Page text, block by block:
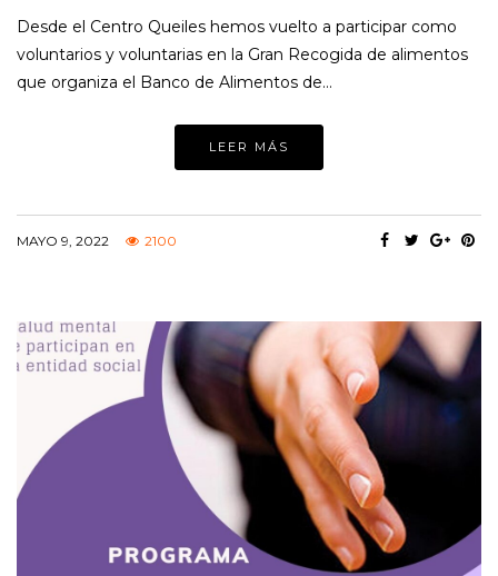
Desde el Centro Queiles hemos vuelto a participar como
voluntarios y voluntarias en la Gran Recogida de alimentos
que organiza el Banco de Alimentos de…
LEER MÁS
MAYO 9, 2022 2100